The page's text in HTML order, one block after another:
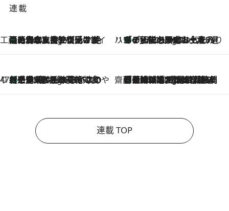
連載
工藤まやのおもてなしハワイ
7 Hours Ago
【ハワイ土産】ローカルの絶大な支持で復活！ 絶品の幻クッキー《元ファンの日本人女性が受け継いだ名店》 ハワイ賢者 リサのお気に入りリスト7 Hours Ago
あの伝説の限定トートも！ リニューアルした「ディーン＆デルーカ ハワイ」で必須のお土産8選
47都道府県の手みやげ ひんやりスイーツで夏を満喫
7 Hours Ago
【三重県】この夏絶対食べたい 冷やしておいしいおやつ3選 お餅×アイスの新感覚スイーツ 齋藤 薫 美容脳ルネサンス
7 Hours Ago
「荷物が増えるほど旅ストレスは増す」美容ジャーナリストがたどり着いた最終結論。“化粧品を劇的に減らす”感動の凝縮美容とは
連載 TOP